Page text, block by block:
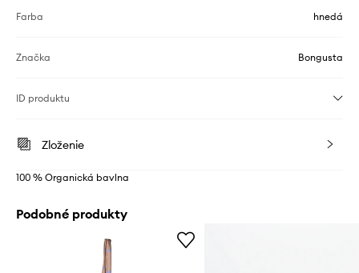
Farba hnedá
Značka Bongusta
ID produktu
Zloženie
100 % Organická bavlna
Podobné produkty